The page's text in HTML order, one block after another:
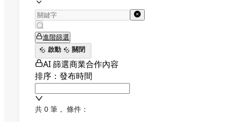
進階篩選
啟動
關閉
AI 篩選商業合作內容
排序：發布時間
共 0 筆 ， 條件：